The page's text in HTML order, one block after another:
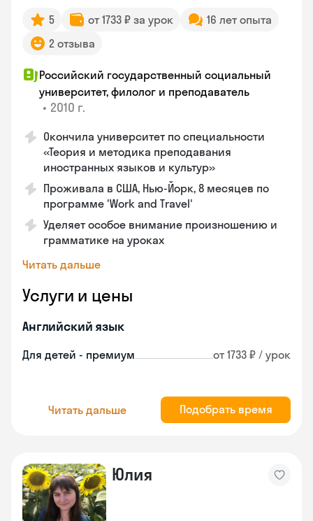
5 от 1733 ₽ за урок
16 лет опыта
2 отзыва
Российский государственный социальный
университет, филолог и преподаватель
• 2010 г.
Окончила университет по специальности
«Теория и методика преподавания
иностранных языков и культур»
Проживала в США, Нью-Йорк, 8 месяцев по
программе 'Work and Travel'
Уделяет особое внимание произношению и
грамматике на уроках
Читать дальше
Услуги и цены
Английский язык
Для детей - премиум от 1733 ₽ / урок
Читать дальше Подобрать время
Юлия